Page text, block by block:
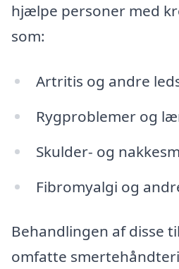
hjælpe personer med
som:
Artritis og andre
Rygproblemer og
Skulder- og
Fibromyalgi og
Behandlingen af disse
omfatte